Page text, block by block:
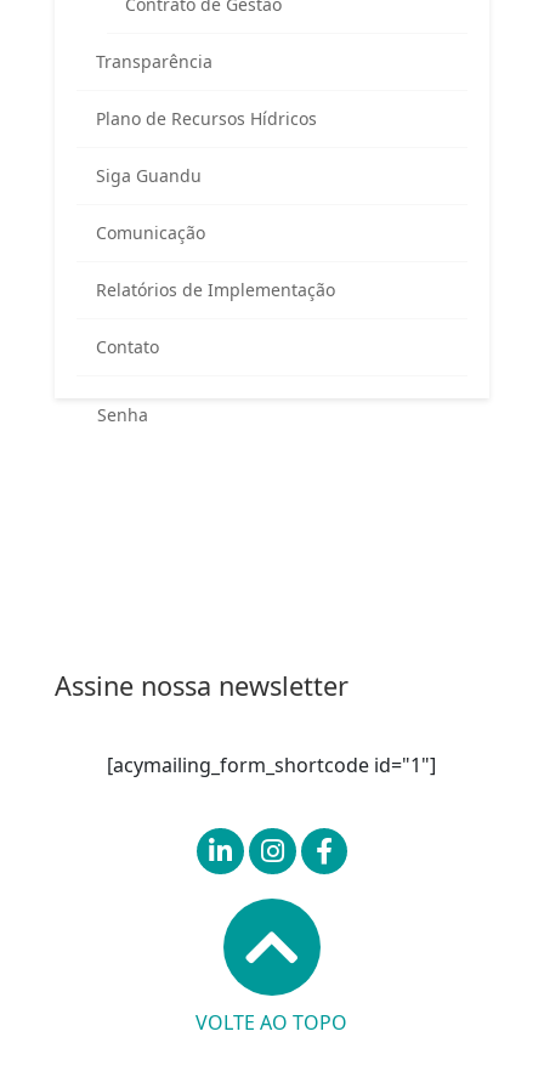
Transparência
Plano de Recursos Hídricos
Siga Guandu
Comunicação
Relatórios de Implementação
Contato
Área exclusiva para os membros
do Comitê Guandu-RJ
Assine nossa newsletter
[acymailing_form_shortcode id="1"]
VOLTE AO TOPO